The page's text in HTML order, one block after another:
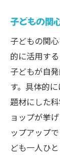
子どもの関
子どもの関
的に活用す
子どもが自
す。具体的
題材にした
ョップが挙
ップアップ
ども一人ひ